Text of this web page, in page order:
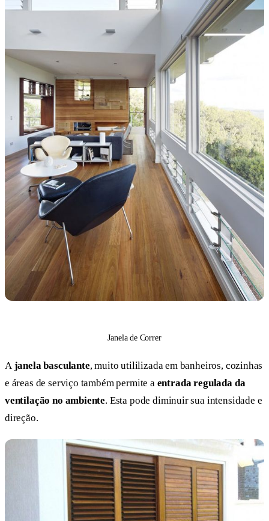
Janela de Correr
Ajanela basculante, muito utililizada em banheiros, cozinhas
e áreas de serviço também permite a entrada regulada da
ventilação no ambiente. Esta pode diminuir sua intensidade e
direção.